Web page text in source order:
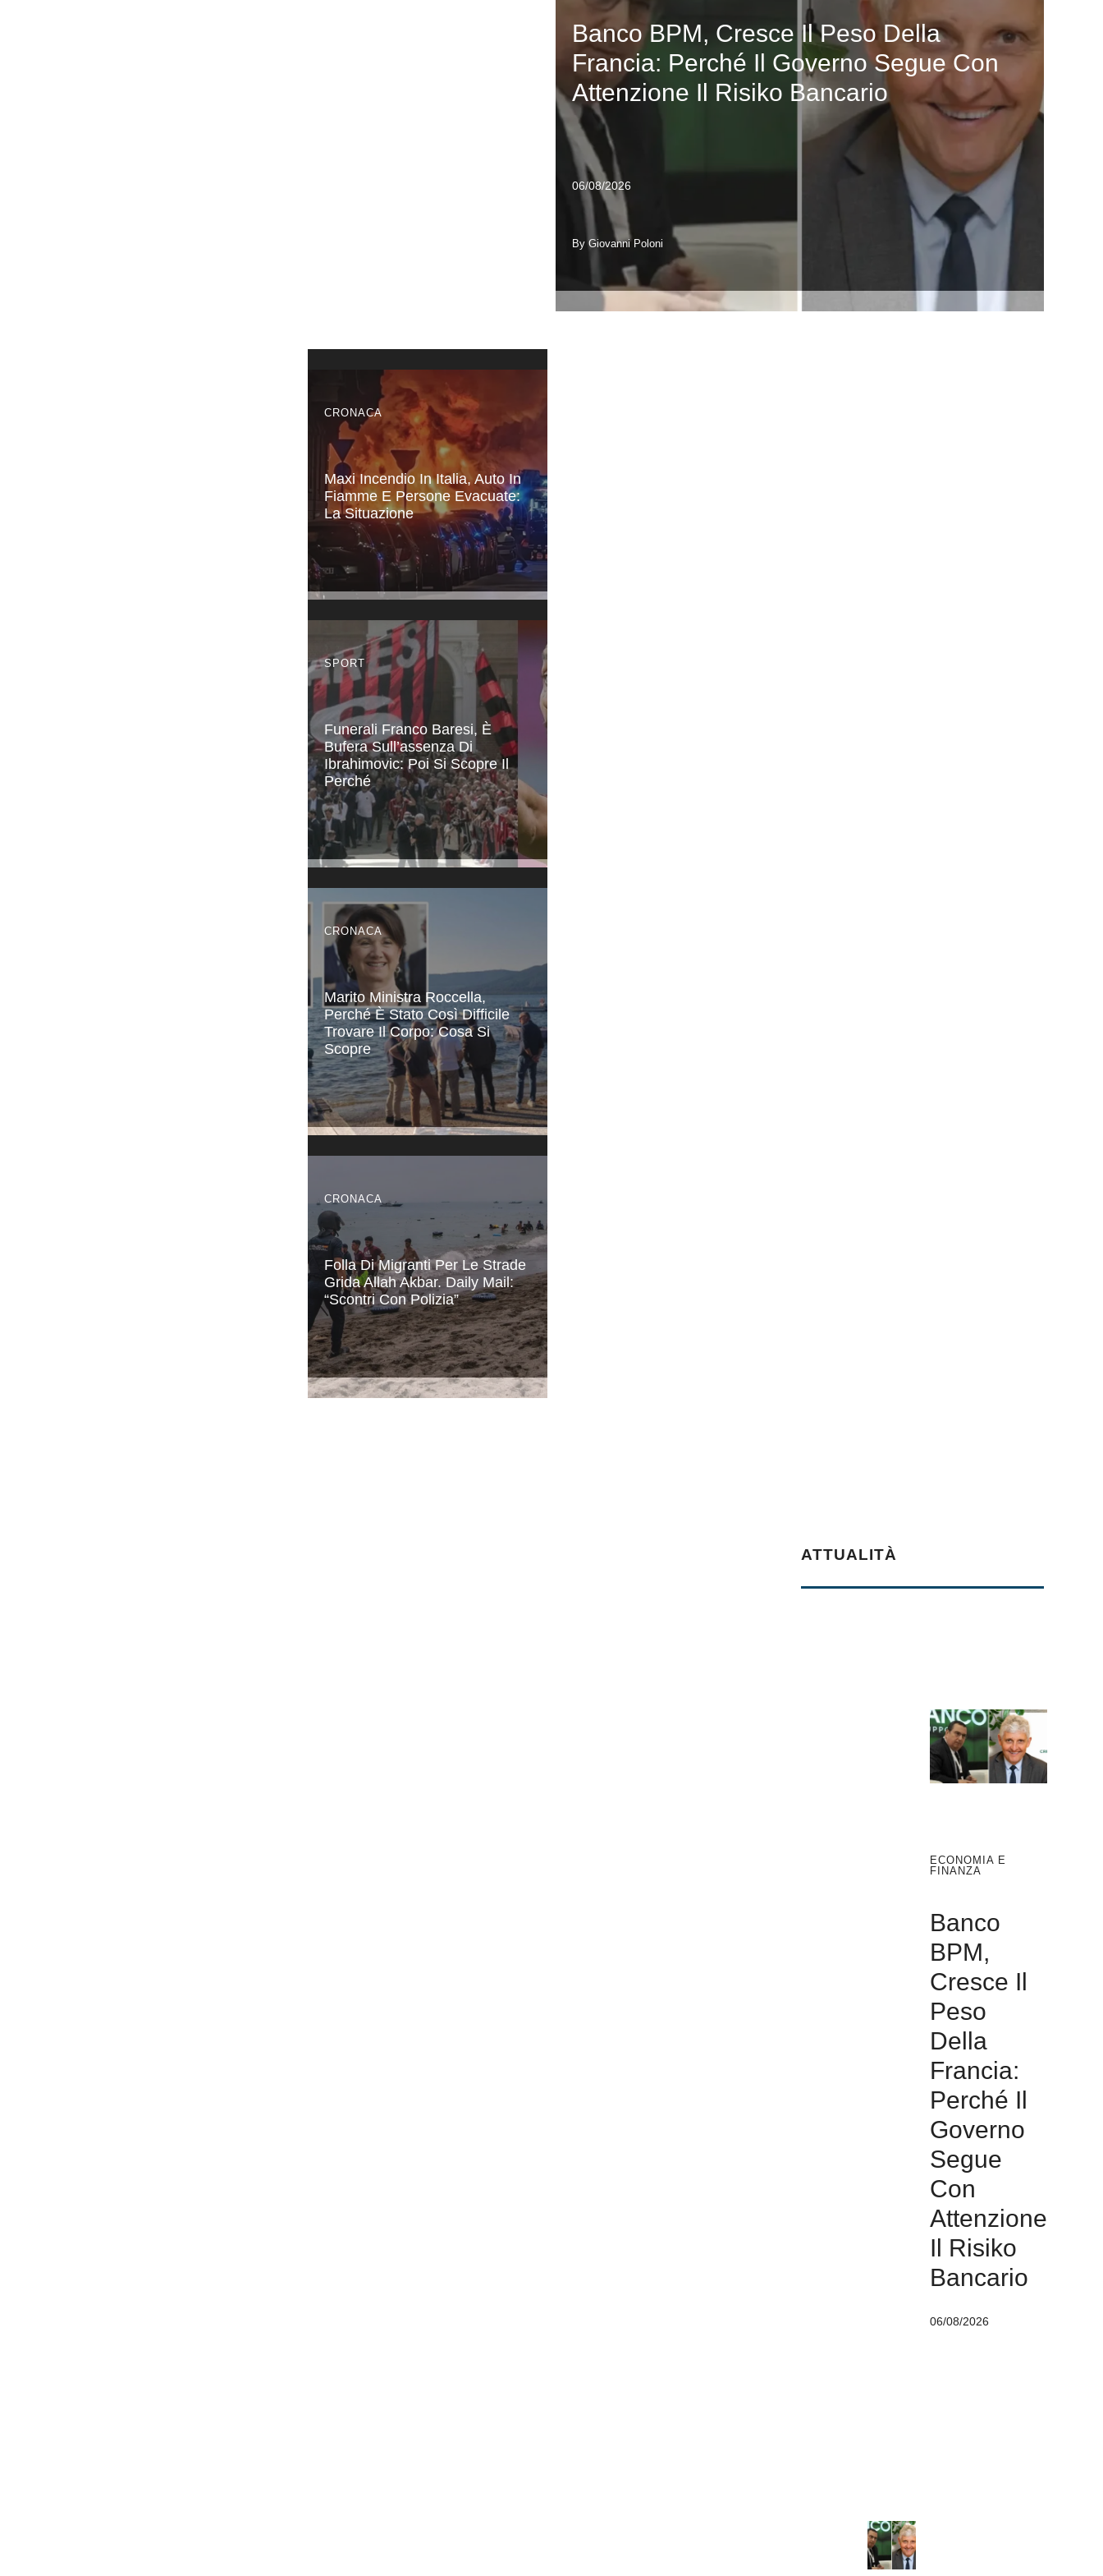
Banco BPM, Cresce Il Peso Della
Francia: Perché Il Governo Segue Con
Attenzione Il Risiko Bancario
06/08/2026
By Giovanni Poloni
CRONACA
Maxi Incendio In Italia, Auto In
Fiamme E Persone Evacuate:
La Situazione
SPORT
Funerali Franco Baresi, È
Bufera Sull’assenza Di
Ibrahimovic: Poi Si Scopre Il
Perché
CRONACA
Marito Ministra Roccella,
Perché È Stato Così Difficile
Trovare Il Corpo: Cosa Si
Scopre
CRONACA
Folla Di Migranti Per Le Strade
Grida Allah Akbar. Daily Mail:
“Scontri Con Polizia”
ATTUALITÀ
ECONOMIA E
FINANZA
Banco
BPM,
Cresce Il
Peso
Della
Francia:
Perché Il
Governo
Segue
Con
Attenzione
Il Risiko
Bancario
06/08/2026